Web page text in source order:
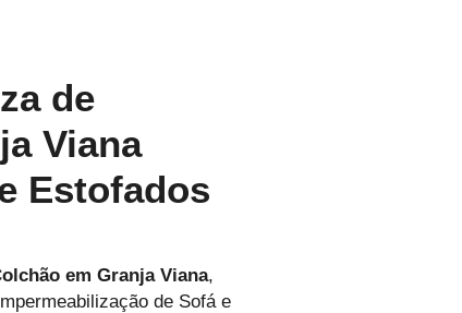
de
Viana
Estofados
em Granja Viana,
de Sofá e